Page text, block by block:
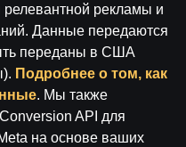
рекламы и
Данные передаются
переданы в США
Подробнее о том, как
. Мы также
API для
на основе ваших